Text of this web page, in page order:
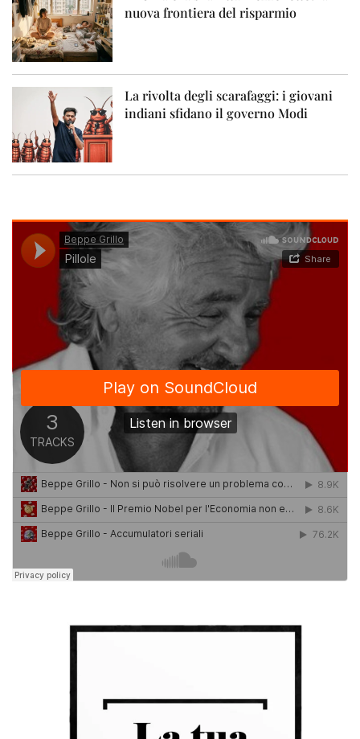
nuova frontiera del risparmio
La rivolta degli scarafaggi: i giovani
indiani sfidano il governo Modi